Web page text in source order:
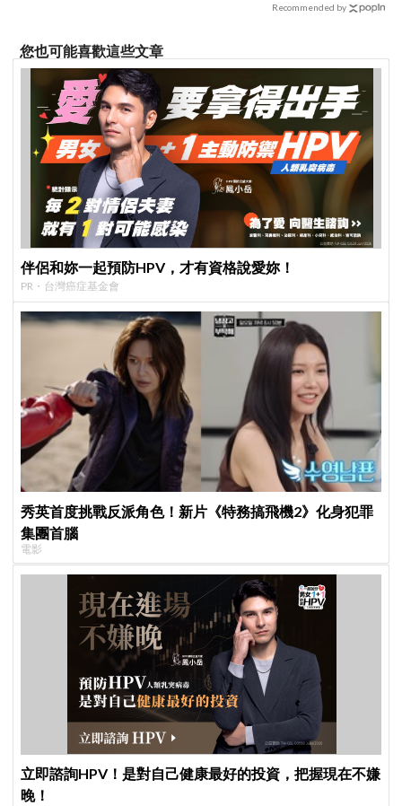
Recommended by
您也可能喜歡這些文章
伴侶和妳一起預防HPV，才有資格說愛妳！
PR・台灣癌症基金會
秀英首度挑戰反派角色！新片《特務搞飛機2》化身犯罪
集團首腦
電影
立即諮詢HPV！是對自己健康最好的投資，把握現在不嫌
晚！